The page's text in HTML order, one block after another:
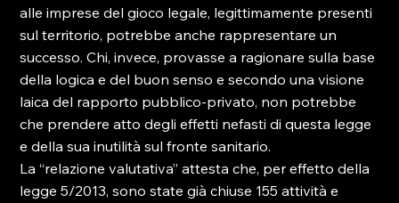
alle imprese del gioco legale, legittimamente presenti
sul territorio, potrebbe anche rappresentare un
successo. Chi, invece, provasse a ragionare sulla base
della logica e del buon senso e secondo una visione
laica del rapporto pubblico-privato, non potrebbe
che prendere atto degli effetti nefasti di questa legge
e della sua inutilità sul fronte sanitario.
La “relazione valutativa” attesta che, per effetto della
legge 5/2013, sono state già chiuse 155 attività e